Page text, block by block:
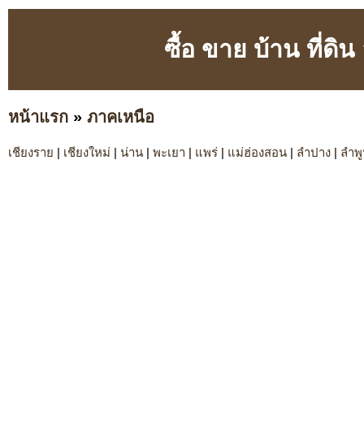
ซื้อ ขาย บ้าน ที่ดิน
หน้าแรก » ภาคเหนือ
เชียงราย | เชียงใหม่ | น่าน | พะเยา | แพร่ | แม่ฮ่องสอน | ลำปาง | ลำ